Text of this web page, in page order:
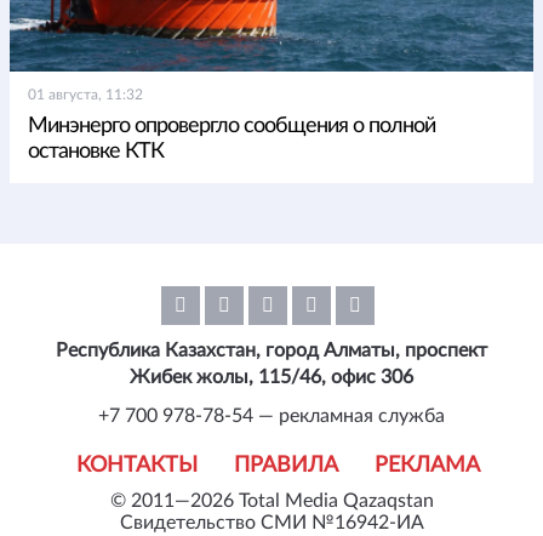
01 августа, 11:32
Минэнерго опровергло сообщения о полной
остановке КТК
© 2011—2026 Total Media Qazaqstan
Свидетельство СМИ №16942-ИА
КОНТАКТЫ ПРАВИЛА РЕКЛАМА
Республика Казахстан, город Алматы, проспект
Жибек жолы, 115/46, офис 306
+7 700 978-78-54 — рекламная служба